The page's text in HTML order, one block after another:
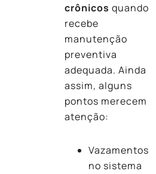
crônicosquando
recebe
manutenção
preventiva
adequada. Ainda
assim, alguns
pontos merecem
atenção:
Vazamentos
no sistema